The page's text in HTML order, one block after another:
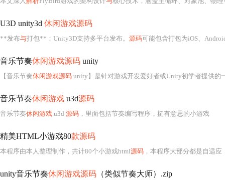
U3D unity3d 休闲游戏源码
**发布与打包**：Unity3D支持多平台发布。 源码可能包含打包为iOS、
音乐节奏休闲游戏源码 unity
【音乐节奏休闲游戏源码 unity】是针对游戏开发爱好者或Unity初学者提供的
音乐节奏休闲游戏 u3d源码
音乐节奏休闲游戏 u3d 源码 ，里面包括节奏编写程序，挺有意思的小游戏
精美HTML小游戏80款源码
本程序由本人整理制作，共计80个小游戏html源码 ，本程序大部分都是自适应，但是使用电
unity音乐节奏休闲游戏源码 （类似节奏大师）.zip